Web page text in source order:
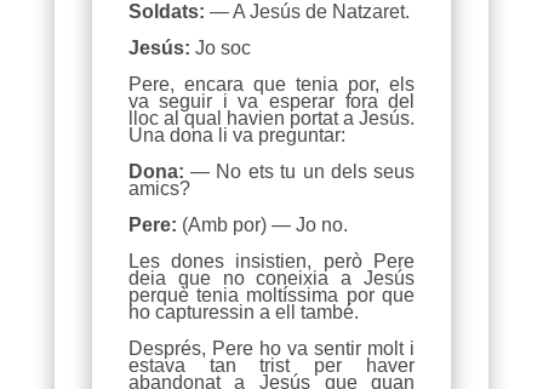
Soldats: — A Jesús de Natzaret.
Jesús: Jo soc
Pere, encara que tenia por, els
va seguir i va esperar fora del
lloc al qual havien portat a Jesús.
Una dona li va preguntar:
Dona: — No ets tu un dels seus
amics?
Pere: (Amb por) — Jo no.
Les dones insistien, però Pere
deia que no coneixia a Jesús
perquè tenia moltíssima por que
ho capturessin a ell també.
Després, Pere ho va sentir molt i
estava tan trist per haver
abandonat a Jesús que quan